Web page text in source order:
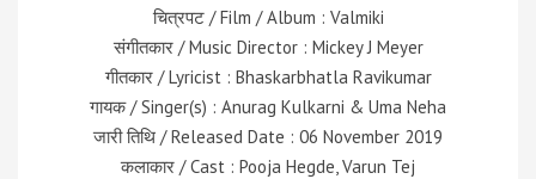
चित्रपट / Film / Album : Valmiki
संगीतकार / Music Director : Mickey J Meyer
गीतकार / Lyricist : Bhaskarbhatla Ravikumar
गायक / Singer(s) : Anurag Kulkarni & Uma Neha
जारी तिथि / Released Date : 06 November 2019
कलाकार / Cast : Pooja Hegde, Varun Tej